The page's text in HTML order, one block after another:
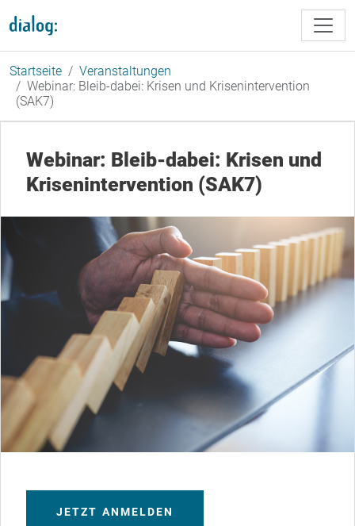
Startseite
Veranstaltungen
Webinar: Bleib-dabei: Krisen und Krisenintervention
(SAK7)
Webinar: Bleib-dabei: Krisen und
Krisenintervention (SAK7)
JETZT ANMELDEN